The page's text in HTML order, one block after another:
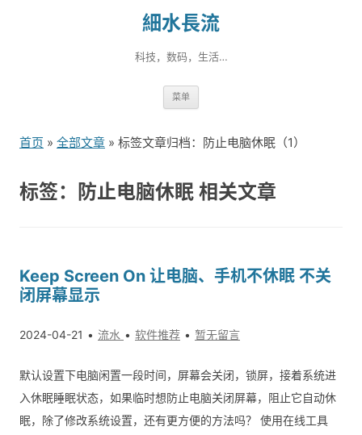
細水長流
科技，数码，生活…
菜单
到
首页 » 全部文章 » 标签文章归档：防止电脑休眠（1）
标签：防止电脑休眠 相关文章
Keep Screen On 让电脑、手机不休眠 不关
闭屏幕显示
2024-04-21 流水 软件推荐 暂无留言
默认设置下电脑闲置一段时间，屏幕会关闭，锁屏，接着系统进
入休眠睡眠状态，如果临时想防止电脑关闭屏幕，阻止它自动休
眠，除了修改系统设置，还有更方便的方法吗？ 使用在线工具